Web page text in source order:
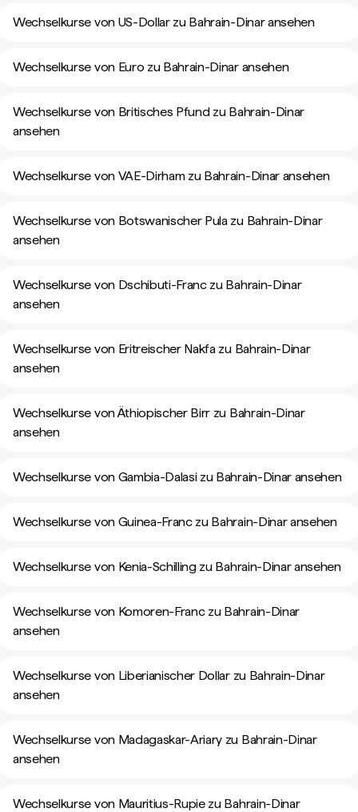
Wechselkurse von US-Dollar zu Bahrain-Dinar ansehen
Wechselkurse von Euro zu Bahrain-Dinar ansehen
Wechselkurse von Britisches Pfund zu Bahrain-Dinar
ansehen
Wechselkurse von VAE-Dirham zu Bahrain-Dinar ansehen
Wechselkurse von Botswanischer Pula zu Bahrain-Dinar
ansehen
Wechselkurse von Dschibuti-Franc zu Bahrain-Dinar
ansehen
Wechselkurse von Eritreischer Nakfa zu Bahrain-Dinar
ansehen
Wechselkurse von Äthiopischer Birr zu Bahrain-Dinar
ansehen
Wechselkurse von Gambia-Dalasi zu Bahrain-Dinar ansehen
Wechselkurse von Guinea-Franc zu Bahrain-Dinar ansehen
Wechselkurse von Kenia-Schilling zu Bahrain-Dinar ansehen
Wechselkurse von Komoren-Franc zu Bahrain-Dinar
ansehen
Wechselkurse von Liberianischer Dollar zu Bahrain-Dinar
ansehen
Wechselkurse von Madagaskar-Ariary zu Bahrain-Dinar
ansehen
Wechselkurse von Mauritius-Rupie zu Bahrain-Dinar